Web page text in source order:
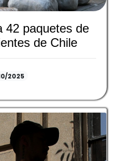
42 paquetes de
de Chile
2025